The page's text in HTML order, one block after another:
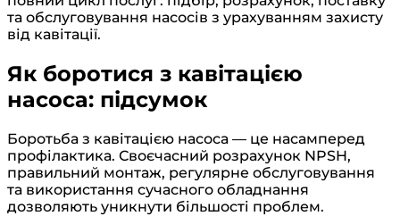
та обслуговування насосів з урахуванням захисту
від кавітації.
Як боротися з кавітацією
насоса: підсумок
Боротьба з кавітацією насоса — це насамперед
профілактика. Своєчасний розрахунок NPSH,
правильний монтаж, регулярне обслуговування
та використання сучасного обладнання
дозволяють уникнути більшості проблем.